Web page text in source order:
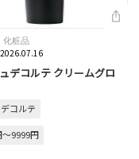
化粧品
デコルテ クリームグロ
コルテ
～9999円